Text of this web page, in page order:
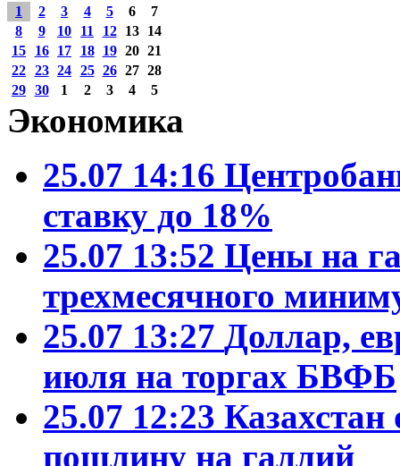
1
2 3 4 5 6
7
8
9 10 11 12 13
14
15
16 17 18 19 20 21
22 23 24 25 26 27 28
29 30 1 2 3 4 5
Экономика
25.07 14:16
ставку до 18%
25.07 13:52 Цены на
трехмесячного
25.07 13:27 Доллар,
июля на торгах БВФБ
25.07 12:23 Казахстан
пошлину на галлий